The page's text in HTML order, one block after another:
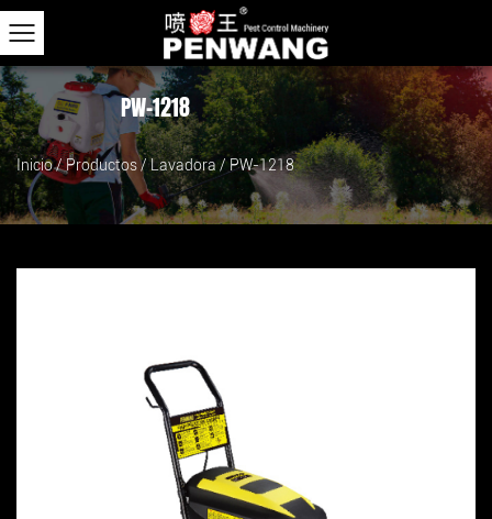
PW-1218
Inicio/Productos/Lavadora/ PW-1218